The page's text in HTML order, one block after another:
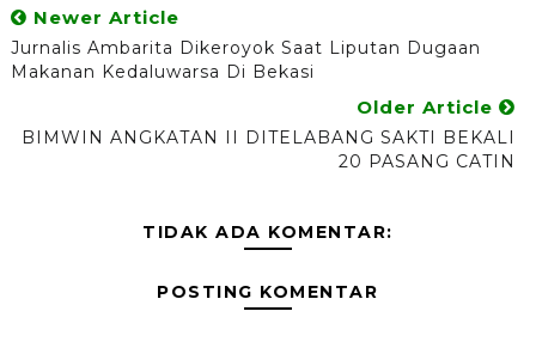
Newer Article
Jurnalis Ambarita Dikeroyok Saat Liputan Dugaan
Makanan Kedaluwarsa Di Bekasi
Older Article
BIMWIN ANGKATAN II DITELABANG SAKTI BEKALI
20 PASANG CATIN
TIDAK ADA KOMENTAR:
POSTING KOMENTAR